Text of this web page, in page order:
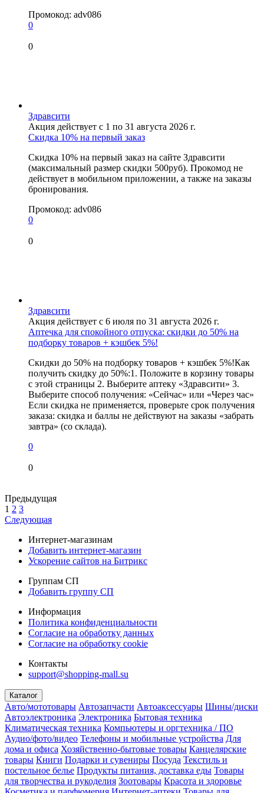
Промокод: adv086
0
0
Здравсити
Акция действует с 1 по 31 августа 2026 г.
Скидка 10% на первый заказ
Скидка 10% на первый заказ на сайте Здравсити
(максимальный размер скидки 500руб). Прокомод не
действует в мобильном приложении, а также на заказы
бронирования.
Промокод: adv086
0
0
Здравсити
Акция действует с 6 июля по 31 августа 2026 г.
Аптечка для спокойного отпуска: скидки до 50% на
подборку товаров + кэшбек 5%!
Скидки до 50% на подборку товаров + кэшбек 5%!Как
получить скидку до 50%:1. Положите в корзину товары
с этой страницы 2. Выберите аптеку «Здравсити» 3.
Выберите способ получения: «Сейчас» или «Через час»
Если скидка не применяется, проверьте срок получения
заказа: скидка и баллы не действуют на заказы «забрать
завтра» (со склада).
0
0
Предыдущая
1 2 3
Следующая
Интернет-магазинам
Добавить интернет-магазин
Ускорение сайтов на Битрикс
Группам СП
Добавить группу СП
Информация
Политика конфиденциальности
Согласие на обработку данных
Согласие на обработку cookie
Контакты
support@shopping-mall.su
Каталог
Авто/мототовары Автозапчасти Автоаксессуары Шины/диски
Автоэлектроника Электроника Бытовая техника
Климатическая техника Компьютеры и оргтехника / ПО
Аудио/фото/видео Телефоны и мобильные устройства Для
дома и офиса Хозяйственно-бытовые товары Канцелярские
товары Книги Подарки и сувениры Посуда Текстиль и
постельное белье Продукты питания, доставка еды Товары
для творчества и рукоделия Зоотовары Красота и здоровье